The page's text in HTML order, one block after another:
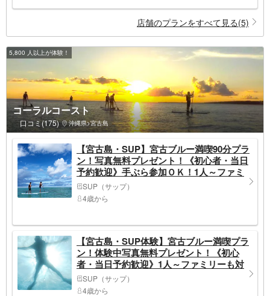
店舗のプランをすべて見る(5)
5,800 人以上が体験！
コーラルコースト
口コミ(175) 沖縄県>宮古島
【宮古島・SUP】宮古ブルー満喫90分プラ
ン！写真無料プレゼント！《初心者・当日
予約歓迎》手ぶら参加ＯＫ！1人～ファミ
リーも対応
SUP（サップ）
4歳から
【宮古島・SUP体験】宮古ブルー満喫プラ
ン！体験中写真無料プレゼント！《初心
者・当日予約歓迎》1人～ファミリーも対
応！シュノーケリングもOK！SUPで宮古
島の海を満喫しよう
SUP（サップ）
4歳から